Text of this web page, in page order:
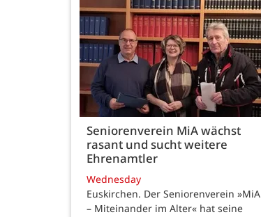
Seniorenverein MiA wächst
rasant und sucht weitere
Ehrenamtler
Wednesday
Euskirchen. Der Seniorenverein »MiA
– Miteinander im Alter« hat seine